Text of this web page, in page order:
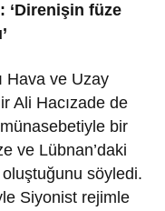
‘Direnişin füze
Hava ve Uzay
Ali Hacızade de
bir
ve Lübnan’daki
söyledi.
Siyonist rejimle